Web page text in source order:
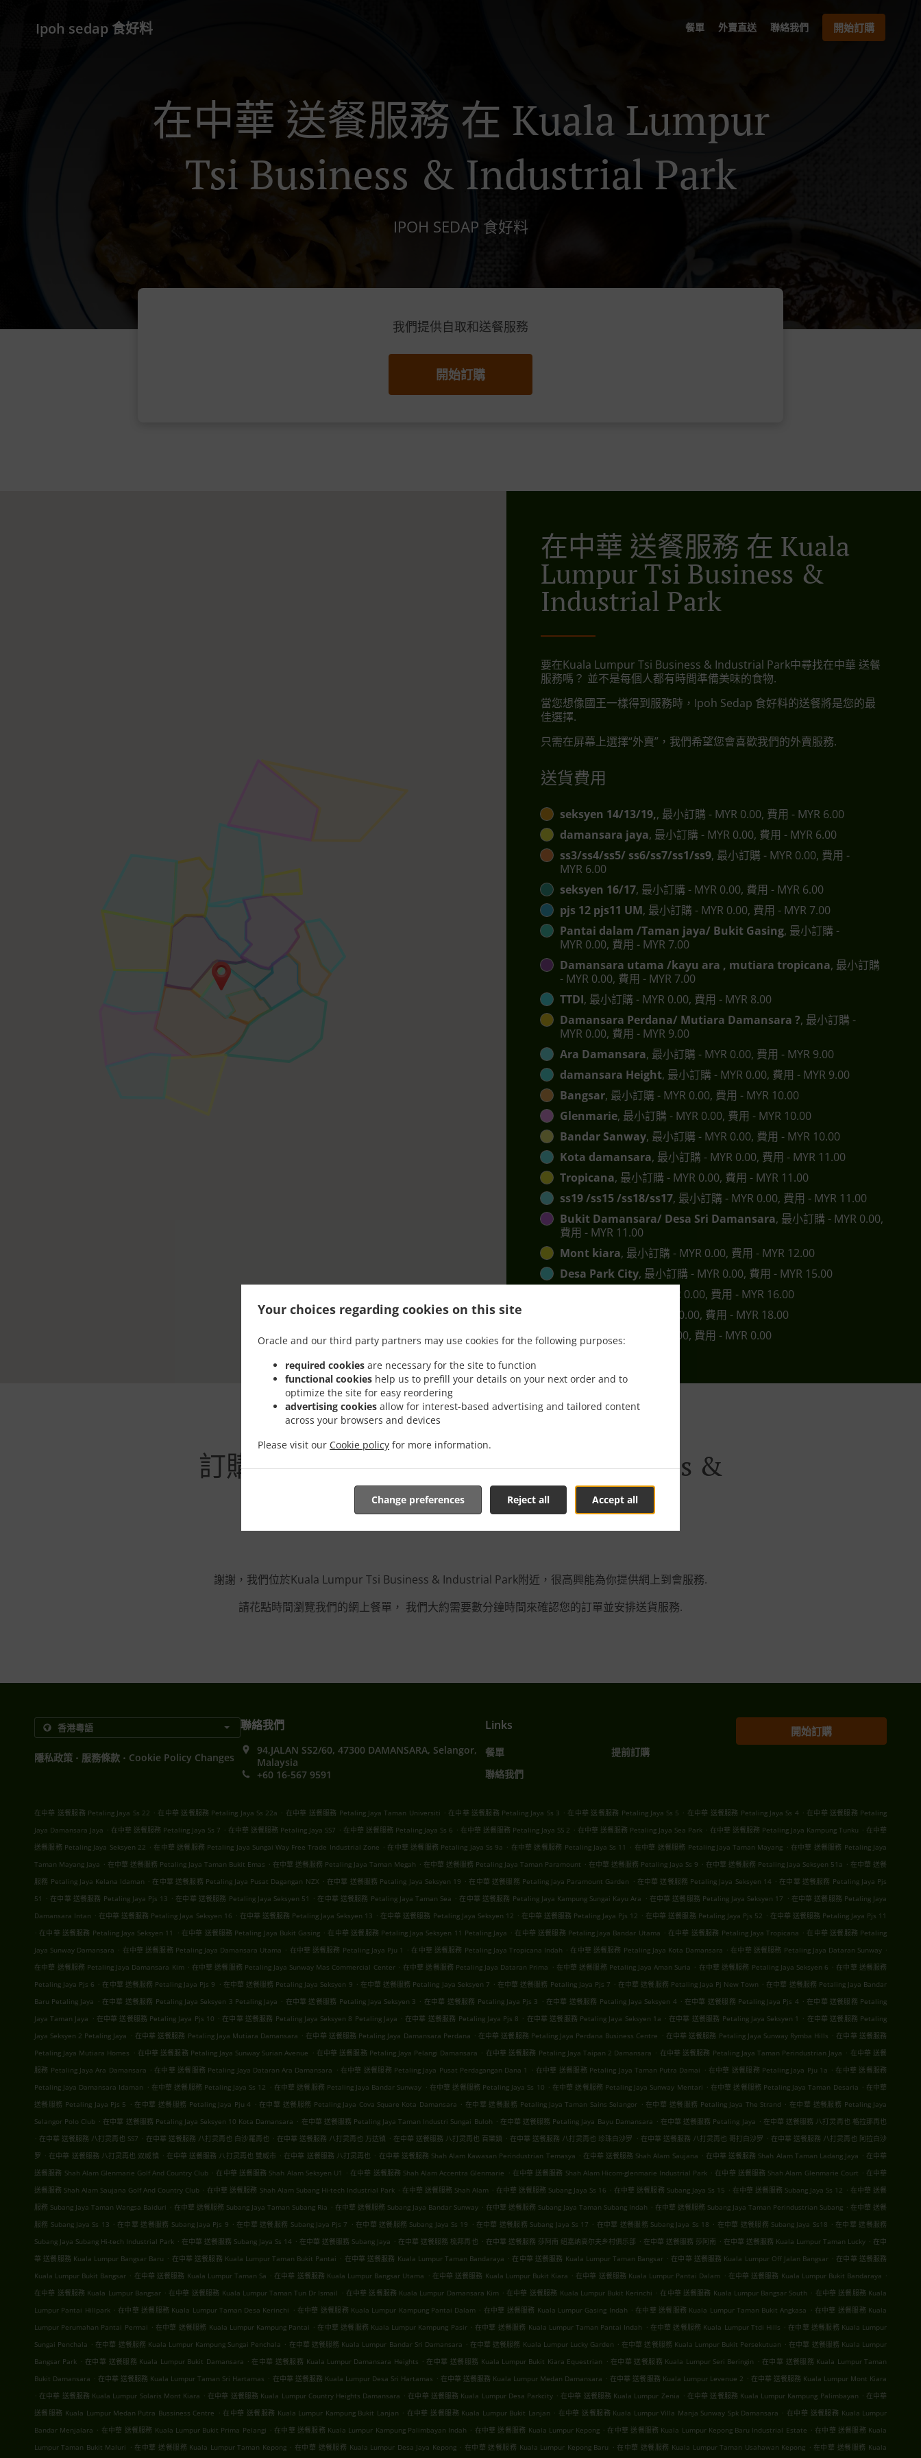
Your choices regarding cookies on this site
Oracle and our third party partners may use cookies for the following purposes:
required cookies are necessary for the site to function
functional cookies help us to prefill your details on your next order and to
optimize the site for easy reordering
advertising cookies allow for interest-based advertising and tailored content
across your browsers and devices
Please visit our Cookie policy for more information.
Accept all
Reject all
Change preferences
Ipoh sedap 食好料 餐單 外賣直送 聯絡我們 開始訂購
在中華 送餐服務 在 Kuala Lumpur
Tsi Business & Industrial Park
IPOH SEDAP 食好料
我們提供自取和送餐服務
開始訂購
在中華 送餐服務 在 Kuala
Lumpur Tsi Business &
Industrial Park
要在Kuala Lumpur Tsi Business & Industrial Park中尋找在中華 送餐
服務嗎？ 並不是每個人都有時間準備美味的食物.
當您想像國王一樣得到服務時，Ipoh Sedap 食好料的送餐將是您的最
佳選擇.
只需在屏幕上選擇“外賣”，我們希望您會喜歡我們的外賣服務.
送貨費用
seksyen 14/13/19,, 最小訂購 - MYR 0.00, 費用 - MYR 6.00
damansara jaya, 最小訂購 - MYR 0.00, 費用 - MYR 6.00
ss3/ss4/ss5/ ss6/ss7/ss1/ss9, 最小訂購 - MYR 0.00, 費用 -
MYR 6.00
seksyen 16/17, 最小訂購 - MYR 0.00, 費用 - MYR 6.00
pjs 12 pjs11 UM, 最小訂購 - MYR 0.00, 費用 - MYR 7.00
Pantai dalam /Taman jaya/ Bukit Gasing, 最小訂購 -
MYR 0.00, 費用 - MYR 7.00
Damansara utama /kayu ara , mutiara tropicana, 最小訂購
- MYR 0.00, 費用 - MYR 7.00
TTDI, 最小訂購 - MYR 0.00, 費用 - MYR 8.00
Damansara Perdana/ Mutiara Damansara ?, 最小訂購 -
MYR 0.00, 費用 - MYR 9.00
Ara Damansara, 最小訂購 - MYR 0.00, 費用 - MYR 9.00
damansara Height, 最小訂購 - MYR 0.00, 費用 - MYR 9.00
Bangsar, 最小訂購 - MYR 0.00, 費用 - MYR 10.00
Glenmarie, 最小訂購 - MYR 0.00, 費用 - MYR 10.00
Bandar Sanway, 最小訂購 - MYR 0.00, 費用 - MYR 10.00
Kota damansara, 最小訂購 - MYR 0.00, 費用 - MYR 11.00
Tropicana, 最小訂購 - MYR 0.00, 費用 - MYR 11.00
ss19 /ss15 /ss18/ss17, 最小訂購 - MYR 0.00, 費用 - MYR 11.00
Bukit Damansara/ Desa Sri Damansara, 最小訂購 - MYR 0.00,
費用 - MYR 11.00
Mont kiara, 最小訂購 - MYR 0.00, 費用 - MYR 12.00
Desa Park City, 最小訂購 - MYR 0.00, 費用 - MYR 15.00
, 最小訂購 - MYR 0.00, 費用 - MYR 16.00
, 最小訂購 - MYR 0.00, 費用 - MYR 18.00
Ss2 , 最小訂購 - MYR 15.00, 費用 - MYR 0.00
訂購及直送在Kuala Lumpur Tsi Business &
Industrial Park
謝謝，我們位於Kuala Lumpur Tsi Business & Industrial Park附近，很高興能為你提供網上到會服務.
請花點時間瀏覽我們的網上餐單， 我們大約需要數分鐘時間來確認您的訂單並安排送貨服務.
隱私政策 . 服務條款 . Cookie Policy Changes
聯絡我們
94,JALAN SS2/60, 47300 DAMANSARA, Selangor,
Malaysia
+60 16-567 9591
Links
餐單
提前訂購
聯絡我們
開始訂購
在中華 送餐服務 Petaling Jaya Ss 22 . 在中華 送餐服務 Petaling Jaya Ss 22a . 在中華 送餐服務 Petaling Jaya Taman Universiti . 在中華 送餐服務 Petaling Jaya Ss 3 . 在中華 送餐服務 Petaling Jaya Ss 5 . 在中華 送餐服務 Petaling Jaya Ss 4 . 在中華 送餐服務 Petaling
Jaya Damansara Jaya . 在中華 送餐服務 Petaling Jaya Ss 7 . 在中華 送餐服務 Petaling Jaya SS7 . 在中華 送餐服務 Petaling Jaya Ss 6 . 在中華 送餐服務 Petaling Jaya SS 2 . 在中華 送餐服務 Petaling Jaya Sea Park . 在中華 送餐服務 Petaling Jaya Kampung Tunku . 在中華
送餐服務 Petaling Jaya Seksyen 22 . 在中華 送餐服務 Petaling Jaya Sungai Way Free Trade Industrial Zone . 在中華 送餐服務 Petaling Jaya Ss 9a . 在中華 送餐服務 Petaling Jaya Ss 11 . 在中華 送餐服務 Petaling Jaya Taman Mayang . 在中華 送餐服務 Petaling Jaya
Taman Mayang Jaya . 在中華 送餐服務 Petaling Jaya Taman Bukit Emas . 在中華 送餐服務 Petaling Jaya Taman Megah . 在中華 送餐服務 Petaling Jaya Taman Paramount . 在中華 送餐服務 Petaling Jaya Ss 9 . 在中華 送餐服務 Petaling Jaya Seksyen 51a . 在中華 送餐
服務 Petaling Jaya Kelana Idaman . 在中華 送餐服務 Petaling Jaya Pusat Dagangan NZX . 在中華 送餐服務 Petaling Jaya Seksyen 19 . 在中華 送餐服務 Petaling Jaya Paramount Garden . 在中華 送餐服務 Petaling Jaya Seksyen 14 . 在中華 送餐服務 Petaling Jaya Pjs
51
. 在中華 送餐服務 Petaling Jaya Pjs 13 . 在中華 送餐服務 Petaling Jaya Seksyen 51 . 在中華 送餐服務 Petaling Jaya Taman Sea . 在中華 送餐服務 Petaling Jaya Kampung Sungai Kayu Ara . 在中華 送餐服務 Petaling Jaya Seksyen 17 . 在中華 送餐服務 Petaling Jaya
Damansara Intan . 在中華 送餐服務 Petaling Jaya Seksyen 16 . 在中華 送餐服務 Petaling Jaya Seksyen 13 . 在中華 送餐服務 Petaling Jaya Seksyen 12 . 在中華 送餐服務 Petaling Jaya Pjs 12 . 在中華 送餐服務 Petaling Jaya Pjs 52 . 在中華 送餐服務 Petaling Jaya Pjs 11
. 在中華 送餐服務 Petaling Jaya Seksyen 11 . 在中華 送餐服務 Petaling Jaya Bukit Gasing . 在中華 送餐服務 Petaling Jaya Seksyen 11 Petaling Jaya . 在中華 送餐服務 Petaling Jaya Bandar Utama . 在中華 送餐服務 Petaling Jaya Tropicana . 在中華 送餐服務 Petaling
Jaya Sunway Damansara . 在中華 送餐服務 Petaling Jaya Damansara Utama . 在中華 送餐服務 Petaling Jaya Pju 1 . 在中華 送餐服務 Petaling Jaya Tropicana Indah . 在中華 送餐服務 Petaling Jaya Kota Damansara . 在中華 送餐服務 Petaling Jaya Dataran Sunway .
在中華 送餐服務 Petaling Jaya Damansara Kim . 在中華 送餐服務 Petaling Jaya Sunway Mas Commercial Center . 在中華 送餐服務 Petaling Jaya Dataran Prima . 在中華 送餐服務 Petaling Jaya Aman Suria . 在中華 送餐服務 Petaling Jaya Seksyen 6 . 在中華 送餐服務
Petaling Jaya Pjs 6 . 在中華 送餐服務 Petaling Jaya Pjs 9 . 在中華 送餐服務 Petaling Jaya Seksyen 9 . 在中華 送餐服務 Petaling Jaya Seksyen 7 . 在中華 送餐服務 Petaling Jaya Pjs 7 . 在中華 送餐服務 Petaling Jaya Pj New Town . 在中華 送餐服務 Petaling Jaya Bandar
Baru Petaling Jaya . 在中華 送餐服務 Petaling Jaya Seksyen 3 Petaling Jaya . 在中華 送餐服務 Petaling Jaya Seksyen 3 . 在中華 送餐服務 Petaling Jaya Pjs 3 . 在中華 送餐服務 Petaling Jaya Seksyen 4 . 在中華 送餐服務 Petaling Jaya Pjs 4 . 在中華 送餐服務 Petaling
Jaya Taman Jaya . 在中華 送餐服務 Petaling Jaya Pjs 10 . 在中華 送餐服務 Petaling Jaya Seksyen 8 Petaling Jaya . 在中華 送餐服務 Petaling Jaya Pjs 8 . 在中華 送餐服務 Petaling Jaya Seksyen 1a . 在中華 送餐服務 Petaling Jaya Seksyen 1 . 在中華 送餐服務 Petaling
Jaya Seksyen 2 Petaling Jaya . 在中華 送餐服務 Petaling Jaya Mutiara Damansara . 在中華 送餐服務 Petaling Jaya Damansara Perdana . 在中華 送餐服務 Petaling Jaya Perdana Business Centre . 在中華 送餐服務 Petaling Jaya Sunway Rymba Hills . 在中華 送餐服務
Petaling Jaya Mutiara Homes . 在中華 送餐服務 Petaling Jaya Sunway Surian Avenue . 在中華 送餐服務 Petaling Jaya Pelangi Damansara . 在中華 送餐服務 Petaling Jaya Taipan 2 Damansara . 在中華 送餐服務 Petaling Jaya Taman Perindustrian Jaya . 在中華 送餐
服務 Petaling Jaya Ara Damansara . 在中華 送餐服務 Petaling Jaya Dataran Ara Damansara . 在中華 送餐服務 Petaling Jaya Pusat Perdagangan Dana 1 . 在中華 送餐服務 Petaling Jaya Taman Putra Damai . 在中華 送餐服務 Petaling Jaya Pju 1a . 在中華 送餐服務
Petaling Jaya Damansara Idaman . 在中華 送餐服務 Petaling Jaya Ss 12 . 在中華 送餐服務 Petaling Jaya Bandar Sunway . 在中華 送餐服務 Petaling Jaya Ss 10 . 在中華 送餐服務 Petaling Jaya Sunway Mentari . 在中華 送餐服務 Petaling Jaya Taman Desaria . 在中華
送餐服務 Petaling Jaya Pjs 5 . 在中華 送餐服務 Petaling Jaya Pju 4 . 在中華 送餐服務 Petaling Jaya Cova Square Kota Damansara . 在中華 送餐服務 Petaling Jaya Taman Sains Selangor . 在中華 送餐服務 Petaling Jaya The Strand . 在中華 送餐服務 Petaling Jaya
Selangor Polo Club . 在中華 送餐服務 Petaling Jaya Seksyen 10 Kota Damansara . 在中華 送餐服務 Petaling Jaya Taman Industri Sungai Buloh . 在中華 送餐服務 Petaling Jaya Bayu Damansara . 在中華 送餐服務 Petaling Jaya . 在中華 送餐服務 八打灵再也 格拉那再也
. 在中華 送餐服務 八打灵再也 SS7 . 在中華 送餐服務 八打灵再也 白沙羅再也 . 在中華 送餐服務 八打灵再也 万达镇 . 在中華 送餐服務 八打灵再也 百樂鎮 . 在中華 送餐服務 八打灵再也 珍珠白沙罗 . 在中華 送餐服務 八打灵再也 哥打白沙罗 . 在中華 送餐服務 八打灵再也 阿拉白沙
罗 . 在中華 送餐服務 八打灵再也 双威镇 . 在中華 送餐服務 八打灵再也 雙威市 . 在中華 送餐服務 八打灵再也 . 在中華 送餐服務 Shah Alam Kawasan Perindustrian Temasya . 在中華 送餐服務 Shah Alam Saujana . 在中華 送餐服務 Shah Alam Taman Ladang Jaya . 在中華
送餐服務 Shah Alam Glenmarie Golf And Country Club . 在中華 送餐服務 Shah Alam Seksyen U1 . 在中華 送餐服務 Shah Alam Accentra Glenmarie . 在中華 送餐服務 Shah Alam Hicom-glenmarie Industrial Park . 在中華 送餐服務 Shah Alam Glenmarie Court . 在中華
送餐服務 Shah Alam Saujana Golf And Country Club . 在中華 送餐服務 Shah Alam Subang Hi-tech Industrial Park . 在中華 送餐服務 Shah Alam . 在中華 送餐服務 Subang Jaya Ss 16 . 在中華 送餐服務 Subang Jaya Ss 15 . 在中華 送餐服務 Subang Jaya Ss 12 . 在中華 送餐
服務 Subang Jaya Taman Wangsa Baiduri . 在中華 送餐服務 Subang Jaya Taman Subang Ria . 在中華 送餐服務 Subang Jaya Bandar Sunway . 在中華 送餐服務 Subang Jaya Taman Subang Indah . 在中華 送餐服務 Subang Jaya Taman Perindustrian Subang . 在中華 送餐
服務 Subang Jaya Ss 13 . 在中華 送餐服務 Subang Jaya Pjs 9 . 在中華 送餐服務 Subang Jaya Pjs 7 . 在中華 送餐服務 Subang Jaya Ss 19 . 在中華 送餐服務 Subang Jaya Ss 17 . 在中華 送餐服務 Subang Jaya Ss 18 . 在中華 送餐服務 Subang Jaya Ss18 . 在中華 送餐服務
Subang Jaya Subang Hi-tech Industrial Park . 在中華 送餐服務 Subang Jaya Ss 14 . 在中華 送餐服務 Subang Jaya . 在中華 送餐服務 梳邦再也 . 在中華 送餐服務 莎阿南 绍嘉纳高尔夫乡村俱乐部 . 在中華 送餐服務 莎阿南 . 在中華 送餐服務 Kuala Lumpur Taman Lucky . 在中
華 送餐服務 Kuala Lumpur Bangsar Baru . 在中華 送餐服務 Kuala Lumpur Taman Bukit Pantai . 在中華 送餐服務 Kuala Lumpur Taman Bandaraya . 在中華 送餐服務 Kuala Lumpur Taman Bangsar . 在中華 送餐服務 Kuala Lumpur Off Jalan Bangsar . 在中華 送餐服務
Kuala Lumpur Bukit Bangsar . 在中華 送餐服務 Kuala Lumpur Taman Sa . 在中華 送餐服務 Kuala Lumpur Bangsar Utama . 在中華 送餐服務 Kuala Lumpur Bukit Kiara . 在中華 送餐服務 Kuala Lumpur Pantai Dalam . 在中華 送餐服務 Kuala Lumpur Bukit Bandaraya .
在中華 送餐服務 Kuala Lumpur Bangsar . 在中華 送餐服務 Kuala Lumpur Taman Tun Dr Ismail . 在中華 送餐服務 Kuala Lumpur Damansara Kim . 在中華 送餐服務 Kuala Lumpur Bukit Kerinchi . 在中華 送餐服務 Kuala Lumpur Bangsar South . 在中華 送餐服務 Kuala
Lumpur Pantai Hillpark . 在中華 送餐服務 Kuala Lumpur Taman Desa Kerinchi . 在中華 送餐服務 Kuala Lumpur Kampung Pantai Dalam . 在中華 送餐服務 Kuala Lumpur Gasing Indah . 在中華 送餐服務 Kuala Lumpur Taman Bukit Angkasa . 在中華 送餐服務 Kuala
Lumpur Perumahan Pantai Permai . 在中華 送餐服務 Kuala Lumpur Kampung Pantai . 在中華 送餐服務 Kuala Lumpur Kampung Pasir . 在中華 送餐服務 Kuala Lumpur Taman Pantai Indah . 在中華 送餐服務 Kuala Lumpur Ttdi Hills . 在中華 送餐服務 Kuala Lumpur
Sungai Penchala . 在中華 送餐服務 Kuala Lumpur Kampung Sungai Penchala . 在中華 送餐服務 Kuala Lumpur Bandar Sri Damansara . 在中華 送餐服務 Kuala Lumpur Lucky Garden . 在中華 送餐服務 Kuala Lumpur Bukit Persekutuan . 在中華 送餐服務 Kuala Lumpur
Bangsar Park . 在中華 送餐服務 Kuala Lumpur Bukit Damansara . 在中華 送餐服務 Kuala Lumpur Damansara Heights . 在中華 送餐服務 Kuala Lumpur Bukit Kiara Equestrian . 在中華 送餐服務 Kuala Lumpur Seri Beringin . 在中華 送餐服務 Kuala Lumpur Taman
Bukit Damansara . 在中華 送餐服務 Kuala Lumpur Taman Sri Hartamas . 在中華 送餐服務 Kuala Lumpur Desa Sri Hartamas . 在中華 送餐服務 Kuala Lumpur Medan Damansara . 在中華 送餐服務 Kuala Lumpur Levenue 2 . 在中華 送餐服務 Kuala Lumpur Mont Kiara
. 在中華 送餐服務 Kuala Lumpur Solaris Mont Kiara . 在中華 送餐服務 Kuala Lumpur Country Heights Damansara . 在中華 送餐服務 Kuala Lumpur Desa Parkcity . 在中華 送餐服務 Kuala Lumpur Zenia . 在中華 送餐服務 Kuala Lumpur Kampung Palimbayan . 在中華
送餐服務 Kuala Lumpur Medan Putra Bussiness Centre . 在中華 送餐服務 Kuala Lumpur Kampung Bukit Lanjan . 在中華 送餐服務 Kuala Lumpur Bukit Lanjan . 在中華 送餐服務 Kuala Lumpur Villa Manja Sunway Spk Damansara . 在中華 送餐服務 Kuala Lumpur
Bandar Menjalara . 在中華 送餐服務 Kuala Lumpur Bukit Prima Pelangi . 在中華 送餐服務 Kuala Lumpur Kampung Palimbayan Indah . 在中華 送餐服務 Kuala Lumpur Kepong . 在中華 送餐服務 Kuala Lumpur Kepong Baru Industrial Estate . 在中華 送餐服務 Kuala
Lumpur Taman Bukit Maluri . 在中華 送餐服務 Kuala Lumpur Taman Kepong . 在中華 送餐服務 Kuala Lumpur Desa Jaya Kepong . 在中華 送餐服務 Kuala Lumpur Kepong Baru . 在中華 送餐服務 Kuala Lumpur Taman Usahawan Kepong . 在中華 送餐服務 Kuala